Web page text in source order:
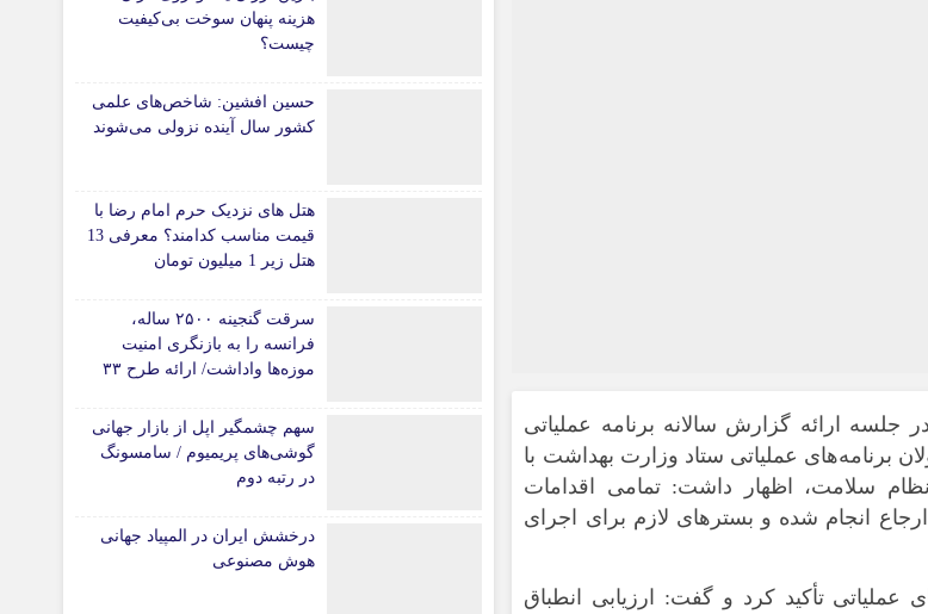
جلسه ارائه گزارش سالانه برنامه عملیاتی
عملیاتی سال ۱۴۰۵ با حضور مسئولان برنامه‌های عملیاتی ستاد وزارت بهداشت با
سلامت، اظهار داشت: تمامی اقدامات
انجام شده و بسترهای لازم برای اجرای
تأکید کرد و گفت: ارزیابی انطباق
هزینه پنهان سوخت بی‌کیفیت
چیست؟
حسین افشین: شاخص‌های علمی
کشور سال آینده نزولی می‌شوند
هتل های نزدیک حرم امام رضا با
قیمت مناسب کدامند؟ معرفی 13
هتل زیر 1 میلیون تومان
سرقت گنجینه ۲۵۰۰ ساله،
فرانسه را به بازنگری امنیت
موزه‌ها واداشت/ ارائه طرح ۳۳
میراث‌فرهنگی
سهم چشمگیر اپل از بازار جهانی
گوشی‌های پریمیوم / سامسونگ
در رتبه دوم
درخشش ایران در المپیاد جهانی
هوش مصنوعی